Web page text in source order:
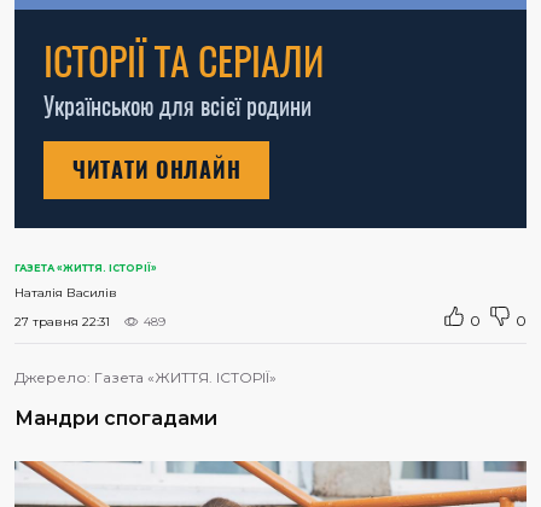
ІСТОРІЇ ТА СЕРІАЛИ
Українською для всієї родини
ЧИТАТИ ОНЛАЙН
ГАЗЕТА «ЖИТТЯ. ІСТОРІЇ»
Наталія Василів
27 травня 22:31
489 0 0
Джерело: Газета «ЖИТТЯ. ІСТОРІЇ»
Мандри спогадами